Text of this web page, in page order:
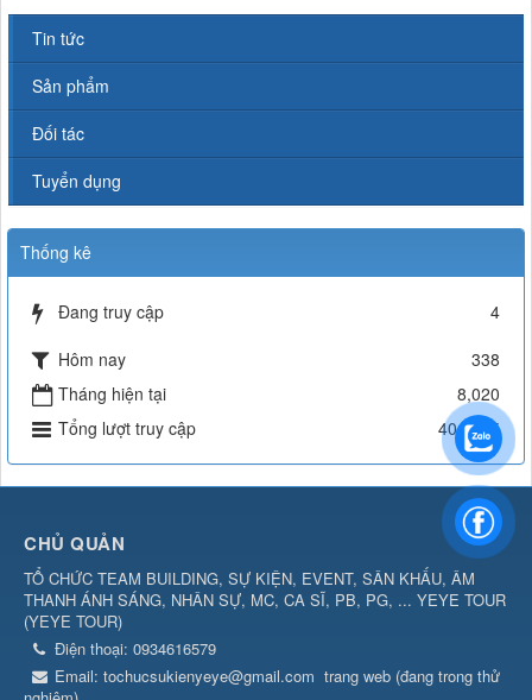
Tin tức
Sản phẩm
Đối tác
Tuyển dụng
Thống kê
Đang truy cập
4
Hôm nay
338
Tháng hiện tại
8,020
Tổng lượt truy cập
404,105
CHỦ QUẢN
TỔ CHỨC TEAM BUILDING, SỰ KIỆN, EVENT, SÂN KHẤU, ÂM
THANH ÁNH SÁNG, NHÂN SỰ, MC, CA SĨ, PB, PG, ... YEYE TOUR
(YEYE TOUR)
Điện thoại: 0934616579
Email: tochucsukienyeye@gmail.com trang web (đang trong thử